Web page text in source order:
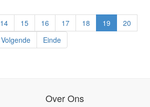
14 15 16 17 18 19
20
Volgende Einde
Over Ons